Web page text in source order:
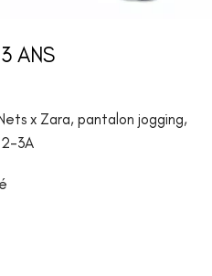
ANS
x Zara, pantalon jogging,
3A